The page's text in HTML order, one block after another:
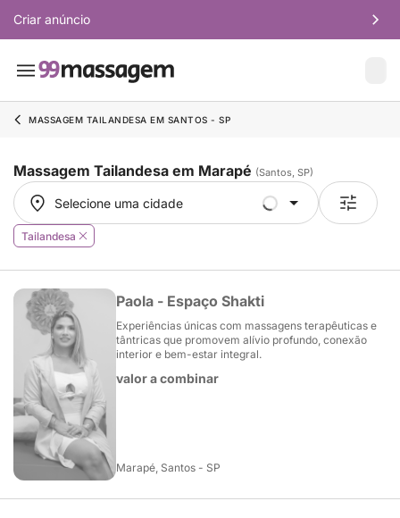
Criar anúncio
MASSAGEM TAILANDESA EM SANTOS - SP
Massagem Tailandesa em Marapé (Santos, SP)
Selecione uma cidade
Selecione uma cidade
Tailandesa
Paola - Espaço Shakti
Experiências únicas com massagens terapêuticas e
tântricas que promovem alívio profundo, conexão
interior e bem-estar integral.
valor a combinar
Marapé, Santos - SP